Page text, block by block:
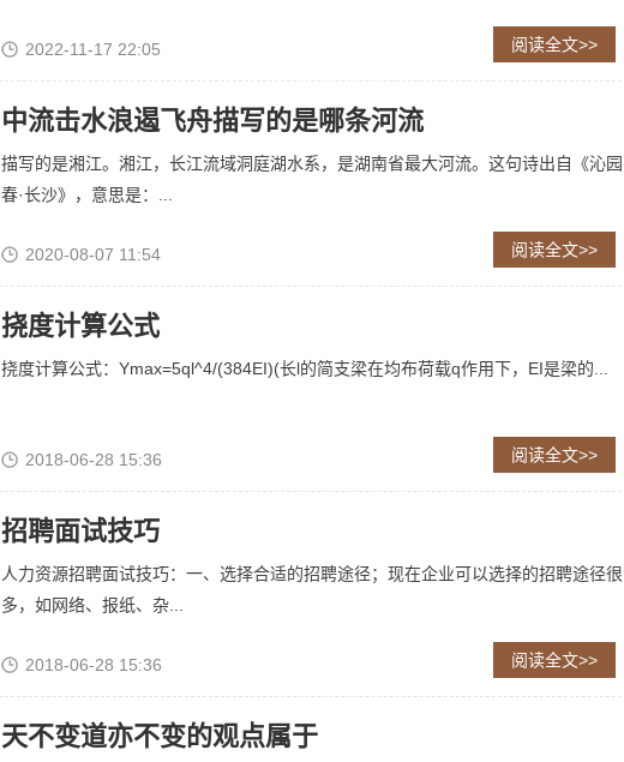
2022-11-17 22:05 阅读全文>>
中流击水浪遏飞舟描写的是哪条河流
描写的是湘江。湘江，长江流域洞庭湖水系，是湖南省最大河流。这句诗出自《沁园
春·长沙》，意思是：...
2020-08-07 11:54 阅读全文>>
挠度计算公式
挠度计算公式：Ymax=5ql^4/(384EI)(长l的简支梁在均布荷载q作用下，EI是梁的...
2018-06-28 15:36 阅读全文>>
招聘面试技巧
人力资源招聘面试技巧：一、选择合适的招聘途径；现在企业可以选择的招聘途径很
多，如网络、报纸、杂...
2018-06-28 15:36 阅读全文>>
天不变道亦不变的观点属于